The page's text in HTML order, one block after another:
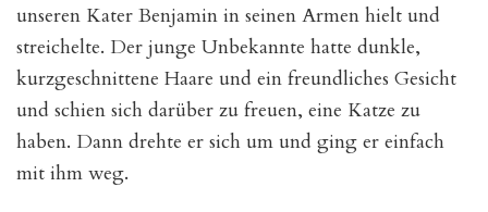
unseren Kater Benjamin in seinen Armen hielt und
streichelte. Der junge Unbekannte hatte dunkle,
kurzgeschnittene Haare und ein freundliches Gesicht
und schien sich darüber zu freuen, eine Katze zu
haben. Dann drehte er sich um und ging er einfach
mit ihm weg.